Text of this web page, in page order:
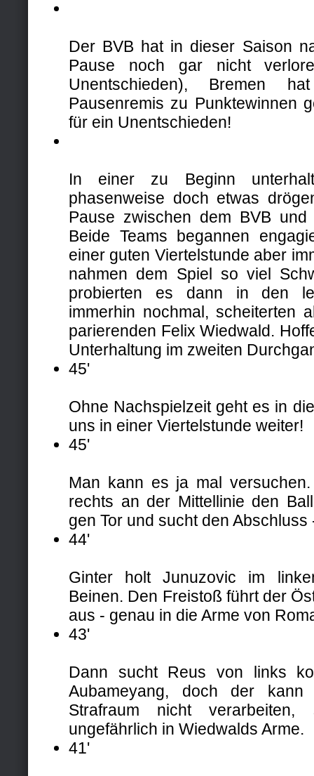
Der BVB hat in dieser Saison
Pause noch gar nicht
Unentschieden), Bremen
Pausenremis zu Punktewinnen
für ein Unentschieden!
In einer zu Beginn
phasenweise doch etwas
Pause zwischen dem BVB
Beide Teams begannen
einer guten Viertelstunde aber
nahmen dem Spiel so viel
probierten es dann in den
immerhin nochmal, scheiterten
parierenden Felix Wiedwald.
Unterhaltung im zweiten
45'
Ohne Nachspielzeit geht es in
uns in einer Viertelstunde weiter!
45'
Man kann es ja mal
rechts an der Mittellinie den
gen Tor und sucht den
44'
Ginter holt Junuzovic im
Beinen. Den Freistoß führt der
aus - genau in die Arme von
43'
Dann sucht Reus von links
Aubameyang, doch der
Strafraum nicht
ungefährlich in Wiedwalds Arme.
41'